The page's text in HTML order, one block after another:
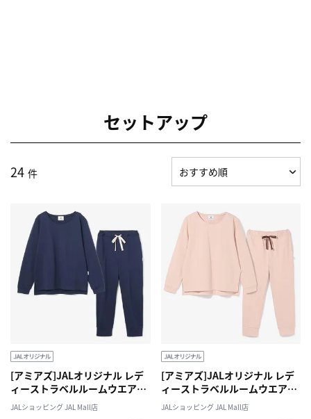
セットアップ
24 件
[アミアズ]JALオリジナル レデ
ィーストラベルルームウエア
（収納袋付き） ネイビー M
JALショッピング JAL Mall店
[アミアズ]JALオリジナル レデ
ィーストラベルルームウエア
（収納袋付き） ピンク M
JALショッピング JAL Mall店